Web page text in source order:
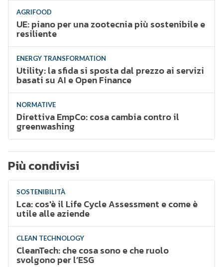
AGRIFOOD
UE: piano per una zootecnia più sostenibile e
resiliente
ENERGY TRANSFORMATION
Utility: la sfida si sposta dal prezzo ai servizi
basati su AI e Open Finance
NORMATIVE
Direttiva EmpCo: cosa cambia contro il
greenwashing
Più condivisi
SOSTENIBILITÀ
Lca: cos'è il Life Cycle Assessment e come è
utile alle aziende
CLEAN TECHNOLOGY
CleanTech: che cosa sono e che ruolo
svolgono per l’ESG